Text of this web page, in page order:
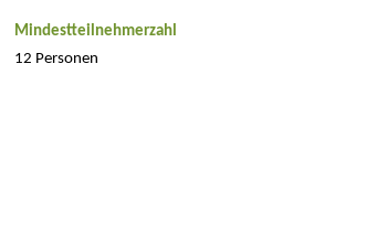
Mindestteilnehmerzahl
12 Personen